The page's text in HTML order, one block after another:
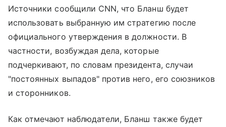
Источники сообщили CNN, что Бланш будет
использовать выбранную им стратегию после
официального утверждения в должности. В
частности, возбуждая дела, которые
подчеркивают, по словам президента, случаи
"постоянных выпадов" против него, его союзников
и сторонников.
Как отмечают наблюдатели, Бланш также будет